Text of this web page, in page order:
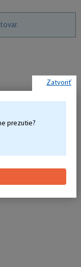
Zatvoriť
prezutie?